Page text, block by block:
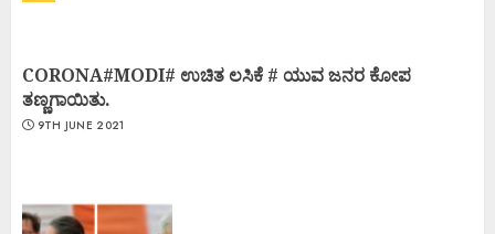
CORONA#MODI# ಉಚಿತ ಲಸಿಕೆ # ಯುವ ಜನರ ಕೋಪ
ತಣ್ಣಗಾಯಿತು.
9TH JUNE 2021